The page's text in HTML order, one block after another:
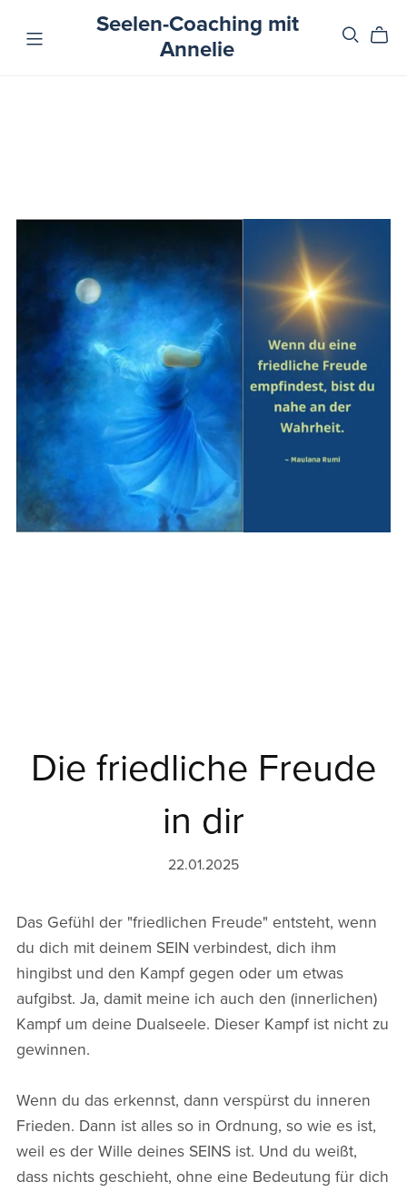
Seelen-Coaching mit
Annelie
Die friedliche Freude
in dir
22.01.2025
Das Gefühl der "friedlichen Freude" entsteht, wenn
du dich mit deinem SEIN verbindest, dich ihm
hingibst und den Kampf gegen oder um etwas
aufgibst. Ja, damit meine ich auch den (innerlichen)
Kampf um deine Dualseele. Dieser Kampf ist nicht zu
gewinnen.
Wenn du das erkennst, dann verspürst du inneren
Frieden. Dann ist alles so in Ordnung, so wie es ist,
weil es der Wille deines SEINS ist. Und du weißt,
dass nichts geschieht, ohne eine Bedeutung für dich